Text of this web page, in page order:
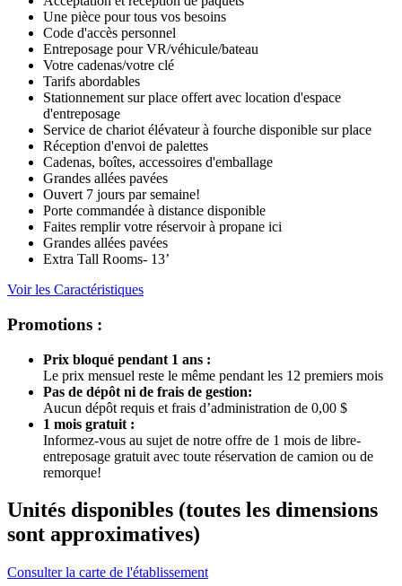
Accès prolongé et 24 heures
Chargement et déchargement à l'auto
Programmes de paiement automatique gratuits
Pas de dépôt ni de frais de gestion
Faites votre paiement en ligne!
Assurance à bas prix
Camions d'emménagement
Acceptation et réception de paquets
Une pièce pour tous vos besoins
Code d'accès personnel
Entreposage pour VR/véhicule/bateau
Votre cadenas/votre clé
Tarifs abordables
Stationnement sur place offert avec location d'espace
d'entreposage
Service de chariot élévateur à fourche disponible sur place
Réception d'envoi de palettes
Cadenas, boîtes, accessoires d'emballage
Grandes allées pavées
Ouvert 7 jours par semaine!
Porte commandée à distance disponible
Grandes allées pavées
Extra Tall Rooms- 13’
Voir les Caractéristiques
Promotions :
Prix bloqué pendant 1 ans :
Pas de dépôt ni de frais de gestion:
Aucun dépôt requis et frais d’administration de 0,00 $
1 mois gratuit :
entreposage gratuit avec toute réservation de camion ou de